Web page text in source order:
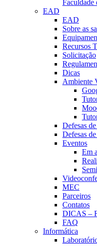
Faculdade
EAD
EAD
Sobre as
Recursos
Solicitação
Dicas
Ambiente
Defesas
Defesas
Eventos
Em
MEC
Parceiros
Contatos
DICAS –
FAQ
Informática